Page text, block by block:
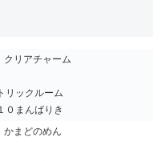
クリアチャーム
クルーム
まんばりき
かまどのめん